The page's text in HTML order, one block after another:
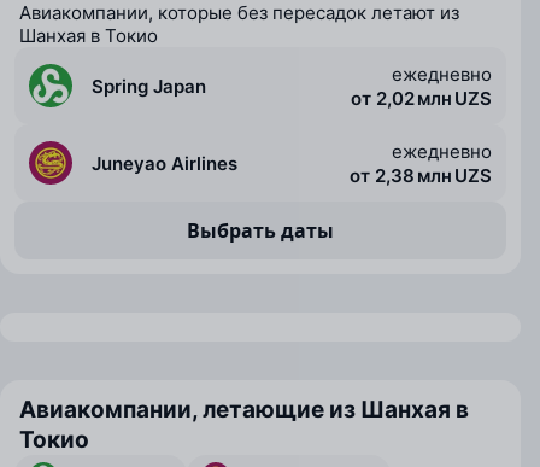
Авиакомпании, которые без пересадок летают из
Шанхая в Токио
Spring Japan
ежедневно
от 2,02 млн UZS
Juneyao Airlines
ежедневно
от 2,38 млн UZS
Выбрать даты
Авиакомпании, летающие из Шанхая в
Токио